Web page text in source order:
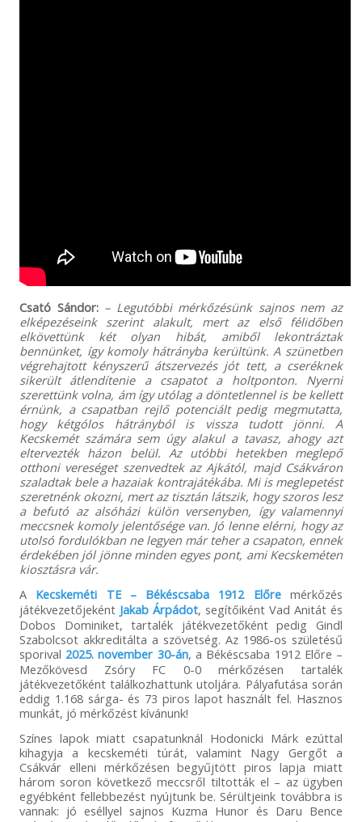
Csató Sándor: – Legutóbbi mérkőzésünk sajnos nem az
elképezéseink szerint alakult, mert az első félidőben
elkövettünk két olyan hibát, amiből lekontráztak
bennünket, így komoly hátrányba kerültünk. A szünetben
végrehajtott kényszerű átszervezés jót tett, a cseréknek
sikerült átlendítenie a csapatot a holtponton. Nyerni
szerettünk volna, ám így utólag a döntetlennel is be kellett
érnünk, a csapatban rejlő potenciált pedig megmutatta,
hogy kétgólos hátrányból is vissza tudott jönni. A
Kecskemét számára sem úgy alakul a tavasz, ahogy azt
eltervezték házon belül. Az utóbbi hetekben meglepő
otthoni vereséget szenvedtek az Ajkától, majd Csákváron
szaladtak bele a hazaiak kontrajátékába. Mi is meglepetést
szeretnénk okozni, mert az tisztán látszik, hogy szoros lesz
a befutó az alsóházi külön versenyben, így valamennyi
meccsnek komoly jelentősége van. Jó lenne elérni, hogy az
utolsó fordulókban ne legyen már teher a csapaton, ennek
érdekében jól jönne minden egyes pont, ami Kecskeméten
kiosztásra vár.
A Kecskeméti TE – Békéscsaba 1912 Előremérkőzés
játékvezetőjeként Jakab Árpádot, segítőiként Vad Anitát és
Dobos Dominiket, tartalék játékvezetőként pedig Gindl
Szabolcsot akkreditálta a szövetség. Az 1986-os születésű
sporival 2025. november 30-án, a Békéscsaba 1912 Előre –
Mezőkövesd Zsóry FC 0-0 mérkőzésen tartalék
játékvezetőként találkozhattunk utoljára. Pályafutása során
eddig 1.168 sárga- és 73 piros lapot használt fel. Hasznos
munkát, jó mérkőzést kívánunk!
Színes lapok miatt csapatunknál Hodonicki Márk ezúttal
kihagyja a kecskeméti túrát, valamint Nagy Gergőt a
Csákvár elleni mérkőzésen begyűjtött piros lapja miatt
három soron következő meccsről tiltották el – az ügyben
egyébként fellebbezést nyújtunk be. Sérültjeink továbbra is
vannak: jó eséllyel sajnos Kuzma Hunor és Daru Bence